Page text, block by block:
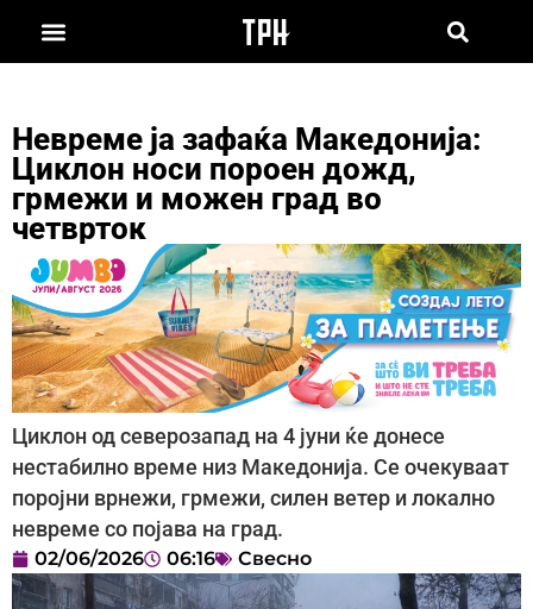
Невреме ја зафаќа Македонија:
Циклон носи пороен дожд,
грмежи и можен град во
четврток
Циклон од северозапад на 4 јуни ќе донесе
нестабилно време низ Македонија. Се очекуваат
поројни врнежи, грмежи, силен ветер и локално
невреме со појава на град.
02/06/2026 06:16 Свесно